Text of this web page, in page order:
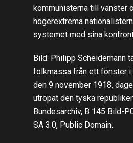
kommunisterna till vänster
högerextrema
systemet med sina
Bild: Philipp Scheidemann
folkmassa från ett fönster i
den 9 november 1918,
utropat den tyska
Bundesarchiv, B 145 Bild-
SA 3.0, Public Domain.